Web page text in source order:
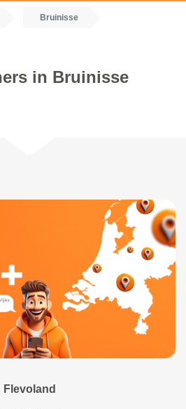
Bruinisse
in Bruinisse
Flevoland